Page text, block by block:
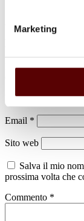
Marketing
Il tuo indirizzo
Nome*
Email *
Sito web
Salva il mio
prossima volta che
Commento *